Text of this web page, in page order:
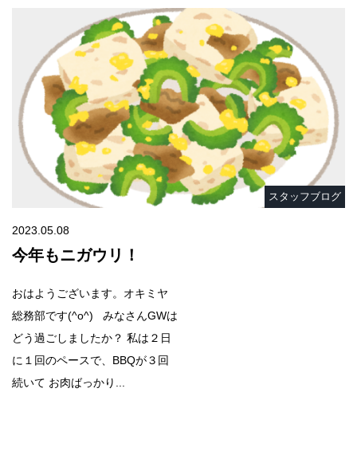
スタッフブログ
2023.05.08
今年もニガウリ！
おはようございます。オキミヤ
総務部です(^o^) みなさんGWは
どう過ごしましたか？ 私は２日
に１回のペースで、BBQが３回
続いて お肉ばっかり...